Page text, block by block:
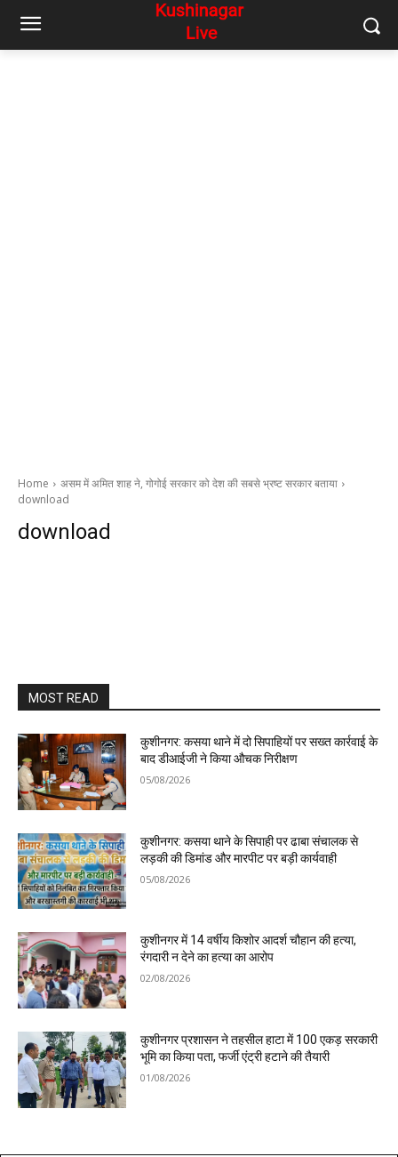
Home
असम में अमित शाह ने, गोगोई सरकार को देश की सबसे भ्रष्‍ट सरकार बताया
download
download
MOST READ
कुशीनगर: कसया थाने में दो सिपाहियों पर सख्त कार्रवाई के
बाद डीआईजी ने किया औचक निरीक्षण
05/08/2026
कुशीनगर: कसया थाने के सिपाही पर ढाबा संचालक से
लड़की की डिमांड और मारपीट पर बड़ी कार्यवाही
05/08/2026
कुशीनगर में 14 वर्षीय किशोर आदर्श चौहान की हत्या,
रंगदारी न देने का हत्या का आरोप
02/08/2026
कुशीनगर प्रशासन ने तहसील हाटा में 100 एकड़ सरकारी
भूमि का किया पता, फर्जी एंट्री हटाने की तैयारी
01/08/2026